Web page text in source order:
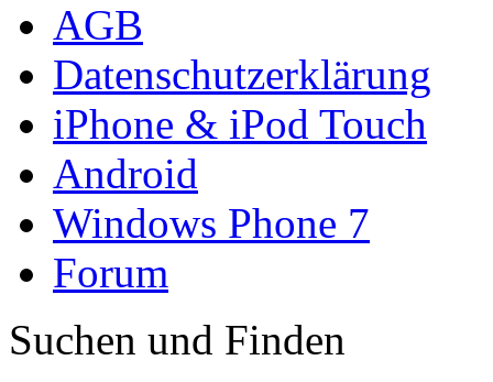
AGB
Datenschutzerklärung
iPhone & iPod Touch
Android
Windows Phone 7
Forum
Suchen und Finden